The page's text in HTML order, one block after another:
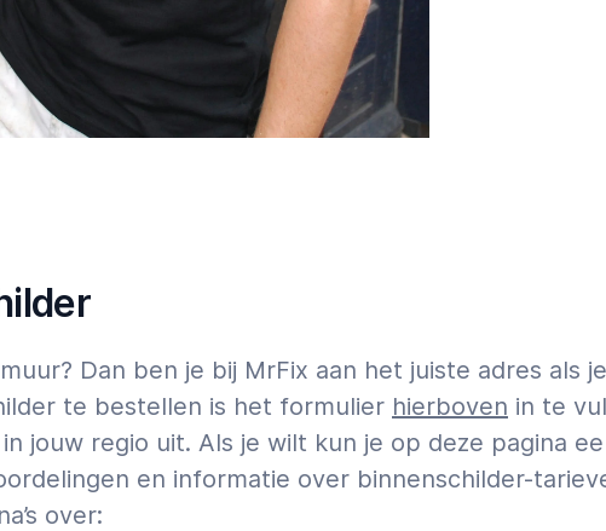
Dan ben je bij MrFix aan het juiste adres als
te bestellen is het formulier hierboven in te
jouw regio uit. Als je wilt kun je op deze pagina
en informatie over binnenschilder-
over: